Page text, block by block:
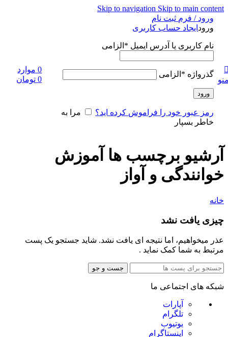
Skip to navigation Skip to main content
ورود / فرم ثبت نام
ورود ایجاد حساب کاربری
نام کاربری یا آدرس ایمیل * الزامی
گذرواژه * الزامی
ورود
رمز عبور خود را فراموش کرده اید؟
مرا به
خاطر بسپار
0 موارد
0 تومان
آرشیو برچسب ها آموزش
خوانندگی و آواز
خانه
چیزی یافت نشد
عذر میخواهیم، اما نتیجه ای یافت نشد. شاید جستجو یک پست
مرتبط به شما کمک نماید .
جست و جو
شبکه های اجتماعی ما
آپارات
تلگرام
یوتیوب
اینستاگرام